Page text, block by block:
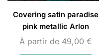
Covering satin paradise
pink metallic Arlon
À partir de 49,00 €